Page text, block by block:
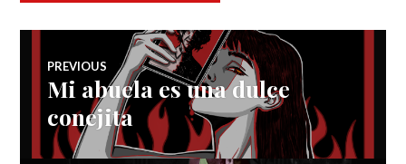
Navegación
de
PREVIOUS
Previous
post:
Mi abuela es una dulce
conejita